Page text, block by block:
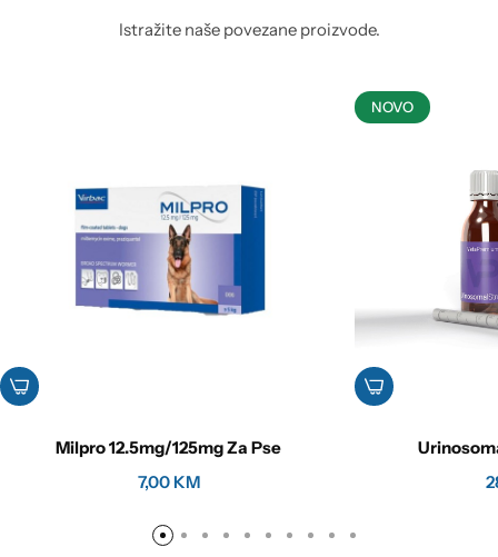
Istražite naše povezane proizvode.
Milpro 12.5mg/125mg Za Pse
7,00 KM
NOVO